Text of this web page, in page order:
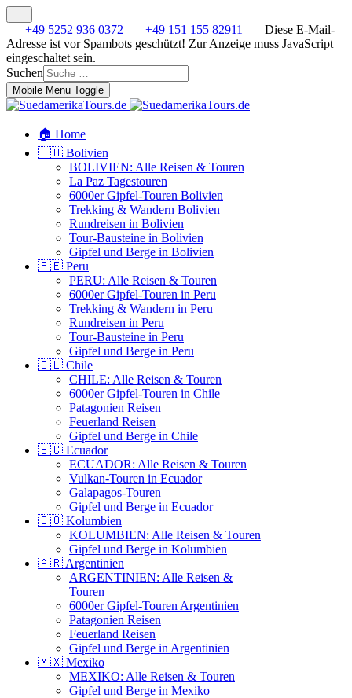
+49 5252 936 0372 +49 151 155 82911
Diese E-Mail-
Adresse ist vor Spambots geschützt! Zur Anzeige muss JavaScript
eingeschaltet sein.
Suchen
Mobile Menu Toggle
🏠 Home
🇧🇴 Bolivien
BOLIVIEN: Alle Reisen & Touren
La Paz Tagestouren
6000er Gipfel-Touren Bolivien
Trekking & Wandern Bolivien
Rundreisen in Bolivien
Tour-Bausteine in Bolivien
Gipfel und Berge in Bolivien
🇵🇪 Peru
PERU: Alle Reisen & Touren
6000er Gipfel-Touren in Peru
Trekking & Wandern in Peru
Rundreisen in Peru
Tour-Bausteine in Peru
Gipfel und Berge in Peru
🇨🇱 Chile
CHILE: Alle Reisen & Touren
6000er Gipfel-Touren in Chile
Patagonien Reisen
Feuerland Reisen
Gipfel und Berge in Chile
🇪🇨 Ecuador
ECUADOR: Alle Reisen & Touren
Vulkan-Touren in Ecuador
Galapagos-Touren
Gipfel und Berge in Ecuador
🇨🇴 Kolumbien
KOLUMBIEN: Alle Reisen & Touren
Gipfel und Berge in Kolumbien
🇦🇷 Argentinien
ARGENTINIEN: Alle Reisen &
Touren
6000er Gipfel-Touren Argentinien
Patagonien Reisen
Feuerland Reisen
Gipfel und Berge in Argentinien
🇲🇽 Mexiko
MEXIKO: Alle Reisen & Touren
Gipfel und Berge in Mexiko